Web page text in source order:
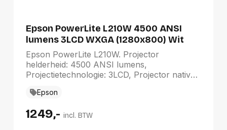
Epson PowerLite L210W 4500 ANSI
lumens 3LCD WXGA (1280x800) Wit
Epson PowerLite L210W. Projector
helderheid: 4500 ANSI lumens,
Projectietechnologie: 3LCD, Projector native
lichtbron: Laser, Levensduur van de
lichtbron (besparingsmodus): 30000 uur.
Epson
1249,- incl. BTW